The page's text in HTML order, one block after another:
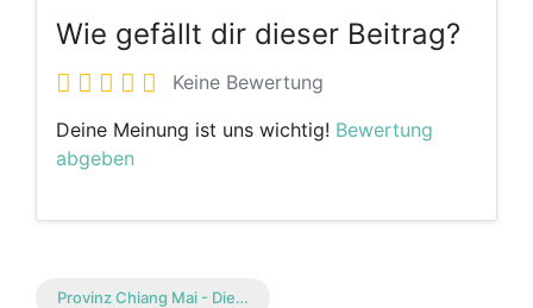
Wie gefällt dir dieser Beitrag?
Keine Bewertung
Deine Meinung ist uns wichtig! Bewertung
abgeben
Provinz Chiang Mai - Die…